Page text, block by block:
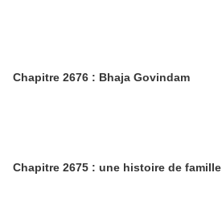
Chapitre 2676 : Bhaja Govindam
Chapitre 2675 : une histoire de famille